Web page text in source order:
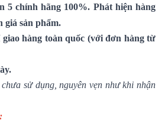
5chính hãng 100%. Phát hiện hàng
giá sản phẩm.
giao hàng toàn quốc (với đơn hàng từ
sử dụng, nguyên vẹn như khi nhận